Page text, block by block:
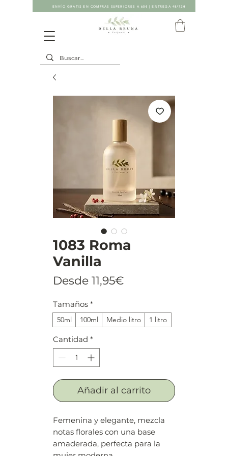
ENVÍO GRATIS EN COMPRAS SUPERIORES A 60€ | ENTREGA 48/72H
1083 Roma
Vanilla
Desde 11,95€
Tamaños *
50ml 100ml Medio litro 1 litro
Cantidad *
Añadir al carrito
Femenina y elegante, mezcla
notas florales con una base
amaderada, perfecta para la